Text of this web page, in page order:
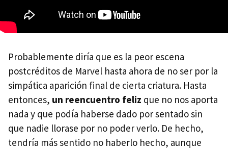
Probablemente diría que es la peor escena
postcréditos de Marvel hasta ahora de no ser por la
simpática aparición final de cierta criatura. Hasta
entonces, un reencuentro feliz que no nos aporta
nada y que podía haberse dado por sentado sin
que nadie llorase por no poder verlo. De hecho,
tendría más sentido no haberlo hecho, aunque